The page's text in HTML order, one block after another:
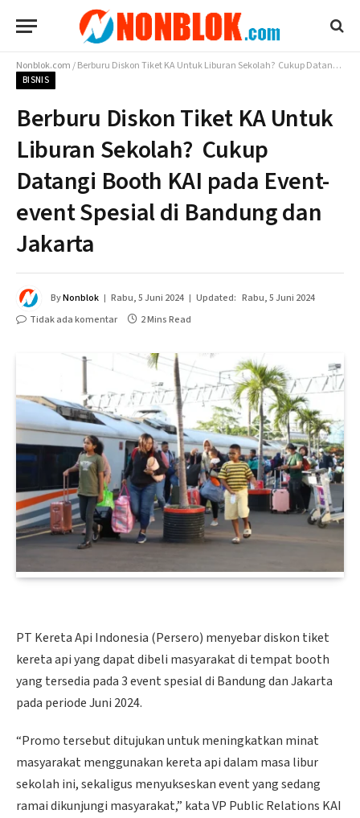
Nonblok.com/Berburu Diskon Tiket KA Untuk Liburan Sekolah? Cukup Datangi Booth KAI pada Event-event Spesial di Bandung dan Jakarta
BISNIS
Berburu Diskon Tiket KA Untuk
Liburan Sekolah? Cukup
Datangi Booth KAI pada Event-
event Spesial di Bandung dan
Jakarta
ByNonblok Rabu, 5 Juni 2024 Updated: Rabu, 5 Juni 2024
Tidak ada komentar
2 Mins Read
PT Kereta Api Indonesia (Persero) menyebar diskon tiket
kereta api yang dapat dibeli masyarakat di tempat booth
yang tersedia pada 3 event spesial di Bandung dan Jakarta
pada periode Juni 2024.
“Promo tersebut ditujukan untuk meningkatkan minat
masyarakat menggunakan kereta api dalam masa libur
sekolah ini, sekaligus menyukseskan event yang sedang
ramai dikunjungi masyarakat,” kata VP Public Relations KAI